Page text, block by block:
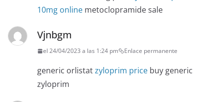
10mg online metoclopramide sale
Vjnbgm
el 24/04/2023 a las 1:24 pm Enlace permanente
generic orlistatzyloprim price buy generic
zyloprim